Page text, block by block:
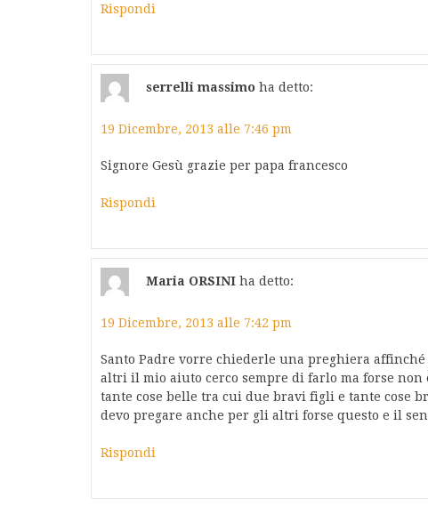
Rispondi
serrelli massimo ha detto:
19 Dicembre, 2013 alle 7:46 pm
Signore Gesù grazie per papa francesco
Rispondi
Maria ORSINI ha detto:
19 Dicembre, 2013 alle 7:42 pm
Santo Padre vorre chiederle una preghiera
altri il mio aiuto cerco sempre di farlo ma forse non
tante cose belle tra cui due bravi figli e tante cose
devo pregare anche per gli altri forse questo e il
Rispondi